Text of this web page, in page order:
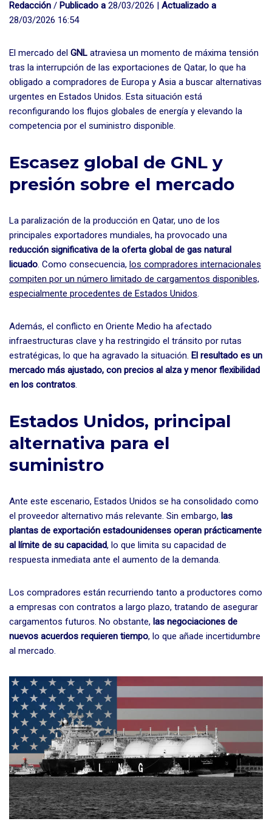
Redacción / Publicado a 28/03/2026 | Actualizado a
28/03/2026 16:54
El mercado del GNL atraviesa un momento de máxima tensión
tras la interrupción de las exportaciones de Qatar, lo que ha
obligado a compradores de Europa y Asia a buscar alternativas
urgentes en Estados Unidos. Esta situación está
reconfigurando los flujos globales de energía y elevando la
competencia por el suministro disponible.
Escasez global de GNL y
presión sobre el mercado
La paralización de la producción en Qatar, uno de los
principales exportadores mundiales, ha provocado una
reducción significativa de la oferta global de gas natural
licuado. Como consecuencia, los compradores internacionales
compiten por un número limitado de cargamentos disponibles,
especialmente procedentes de Estados Unidos.
Además, el conflicto en Oriente Medio ha afectado
infraestructuras clave y ha restringido el tránsito por rutas
estratégicas, lo que ha agravado la situación. El resultado es un
mercado más ajustado, con precios al alza y menor flexibilidad
en los contratos.
Estados Unidos, principal
alternativa para el
suministro
Ante este escenario, Estados Unidos se ha consolidado como
el proveedor alternativo más relevante. Sin embargo, las
plantas de exportación estadounidenses operan prácticamente
al límite de su capacidad, lo que limita su capacidad de
respuesta inmediata ante el aumento de la demanda.
Los compradores están recurriendo tanto a productores como
a empresas con contratos a largo plazo, tratando de asegurar
cargamentos futuros. No obstante, las negociaciones de
nuevos acuerdos requieren tiempo, lo que añade incertidumbre
al mercado.